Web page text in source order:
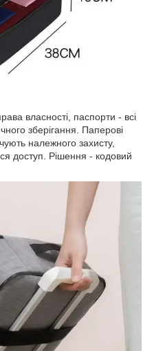
власності, паспорти - всі
зберігання. Паперові
належного захисту,
доступ. Рішення - кодовий